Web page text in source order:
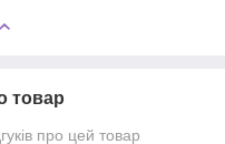
товар
про цей товар